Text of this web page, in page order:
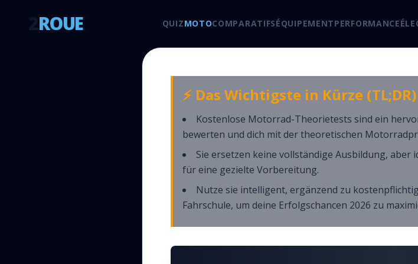
ROUE QUIZMOTOCOMPARATIFSÉQUIPEMENTPERFORMANCE
⚡ Das Wichtigste in Kürze (TL;DR)
Kostenlose Motorrad-Theorietests sind ein
bewerten und dich mit der theoretischen
Sie ersetzen keine vollständige Ausbildung, aber
für eine gezielte Vorbereitung.
Nutze sie intelligent, ergänzend zu
Fahrschule, um deine Erfolgschancen 2026 zu